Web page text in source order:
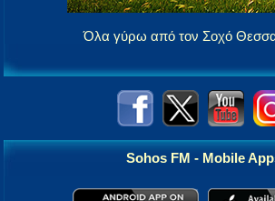
Όλα γύρω από τον Σοχό
Sohos FM - Mobile